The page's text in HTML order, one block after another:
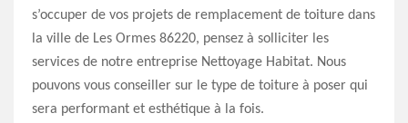
s’occuper de vos projets de remplacement de toiture dans
la ville de Les Ormes 86220, pensez à solliciter les
services de notre entreprise Nettoyage Habitat. Nous
pouvons vous conseiller sur le type de toiture à poser qui
sera performant et esthétique à la fois.